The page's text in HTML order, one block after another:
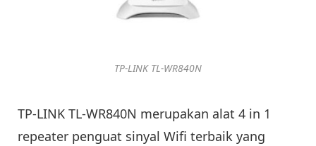
TP-LINK TL-WR840N
TP-LINK TL-WR840N merupakan alat 4 in 1
repeater penguat sinyal Wifi terbaik yang